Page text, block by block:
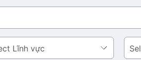
Cơ
quan